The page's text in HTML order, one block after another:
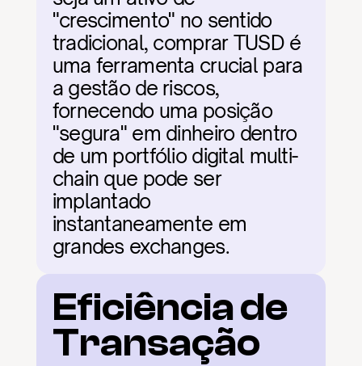
"crescimento" no sentido
tradicional, comprar TUSD é
uma ferramenta crucial para
a gestão de riscos,
fornecendo uma posição
"segura" em dinheiro dentro
de um portfólio digital multi-
chain que pode ser
implantado
instantaneamente em
grandes exchanges.
Eficiência de
Transação